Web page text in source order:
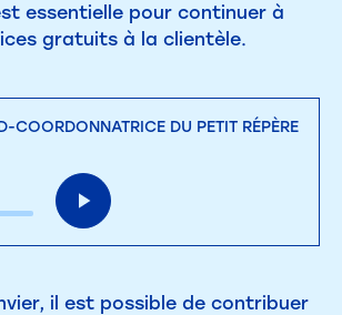
essentielle pour continuer à
gratuits à la clientèle.
COORDONNATRICE DU PETIT RÉPÈRE
il est possible de contribuer